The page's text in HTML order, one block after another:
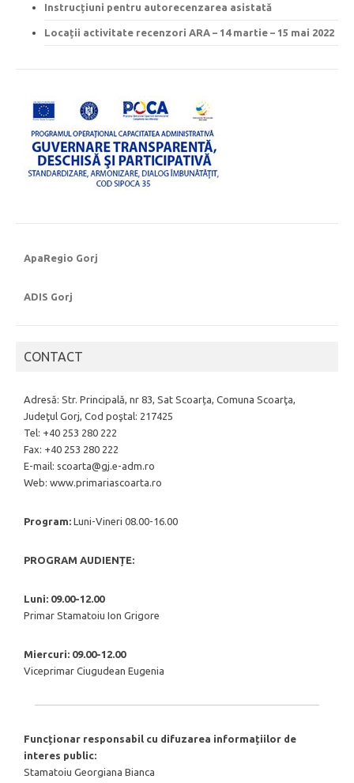
Instrucțiuni pentru autorecenzarea asistată
Locații activitate recenzori ARA – 14 martie – 15 mai 2022
ApaRegio Gorj
ADIS Gorj
CONTACT
Adresă: Str. Principală, nr 83, Sat Scoarța, Comuna Scoarţa,
Judeţul Gorj, Cod poştal: 217425
Tel: +40 253 280 222
Fax: +40 253 280 222
E-mail: scoarta@gj.e-adm.ro
Web: www.primariascoarta.ro
Program: Luni-Vineri 08.00-16.00
PROGRAM AUDIENȚE:
Luni: 09.00-12.00
Primar Stamatoiu Ion Grigore
Miercuri: 09.00-12.00
Viceprimar Ciugudean Eugenia
Funcționar responsabil cu difuzarea informațiilor de
interes public:
Stamatoiu Georgiana Bianca